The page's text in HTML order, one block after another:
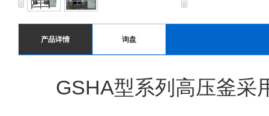
产品详情 询盘
GSHA型系列高压釜采